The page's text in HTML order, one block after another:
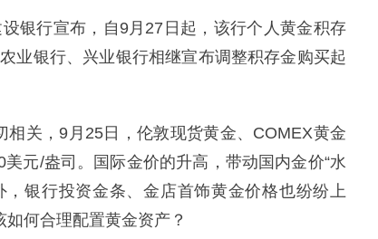
银行宣布，自9月27日起，该行个人黄金积存
业银行、兴业银行相继宣布调整积存金购买起
相关，9月25日，伦敦现货黄金、COMEX黄金
元/盎司。国际金价的升高，带动国内金价“水
，银行投资金条、金店首饰黄金价格也纷纷上
何合理配置黄金资产？